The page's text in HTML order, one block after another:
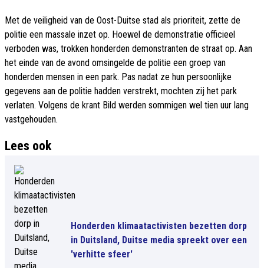
Met de veiligheid van de Oost-Duitse stad als prioriteit, zette de
politie een massale inzet op. Hoewel de demonstratie officieel
verboden was, trokken honderden demonstranten de straat op. Aan
het einde van de avond omsingelde de politie een groep van
honderden mensen in een park. Pas nadat ze hun persoonlijke
gegevens aan de politie hadden verstrekt, mochten zij het park
verlaten. Volgens de krant Bild werden sommigen wel tien uur lang
vastgehouden.
Lees ook
Honderden klimaatactivisten bezetten dorp
in Duitsland, Duitse media spreekt over een
'verhitte sfeer'